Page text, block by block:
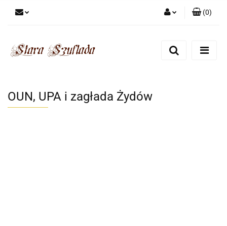
Zarejestruj się
(0)
OUN, UPA i zagłada Żydów